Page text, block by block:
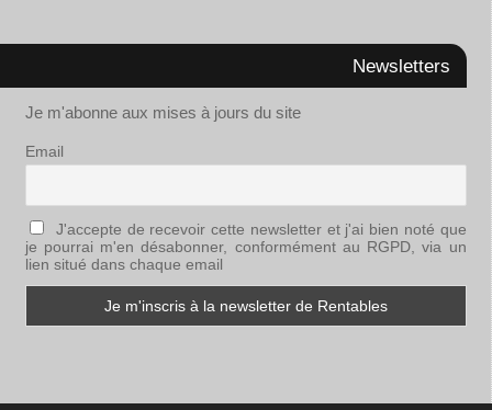
Newsletters
Je m'abonne aux mises à jours du site
Email
J'accepte de recevoir cette newsletter et j'ai bien noté que
je pourrai m'en désabonner, conformément au RGPD, via un
lien situé dans chaque email